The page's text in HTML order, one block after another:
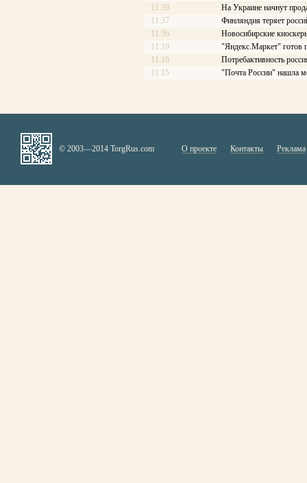
11:39
На Украине начнут
11:37
Финляндия теряет
11:36
Новосибирские
11:19
"Яндекс.Маркет" готов
11:16
Потребактивность
11:15
"Почта России" нашла
© 2003—2014 TorgRus.com О проекте Контакты Реклама